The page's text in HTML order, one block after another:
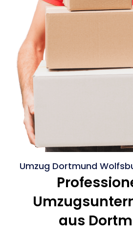
Umzug Dortmund
aus